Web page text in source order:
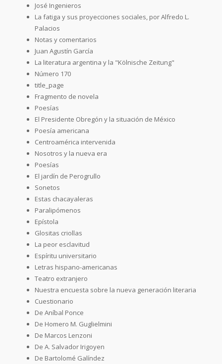
José Ingenieros
La fatiga y sus proyecciones sociales, por Alfredo L.
Palacios
Notas y comentarios
Juan Agustín García
La literatura argentina y la "Kölnische Zeitung"
Número 170
title_page
Fragmento de novela
Poesías
El Presidente Obregón y la situación de México
Poesía americana
Centroamérica intervenida
Nosotros y la nueva era
Poesías
El jardín de Perogrullo
Sonetos
Estas chacayaleras
Paralipómenos
Epístola
Glositas criollas
La peor esclavitud
Espíritu universitario
Letras hispano-americanas
Teatro extranjero
Nuestra encuesta sobre la nueva generación literaria
Cuestionario
De Aníbal Ponce
De Homero M. Guglielmini
De Marcos Lenzoni
De A. Salvador Irigoyen
De Bartolomé Galíndez